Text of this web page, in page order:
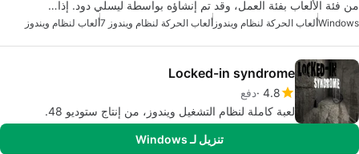
من فئة الألعاب بفئة العمل، وقد تم إنشاؤه بواسطة ليسلي دود. إذا…
Windowsألعاب الحركة لنظام ويندوز ألعاب الحركة لنظام ويندوز 7 ألعاب لنظام ويندوز
Locked-in syndrome
4.8 دفع
لعبة كاملة لنظام التشغيل ويندوز، من إنتاج ستوديو 48.
تنزيل لـ Windows